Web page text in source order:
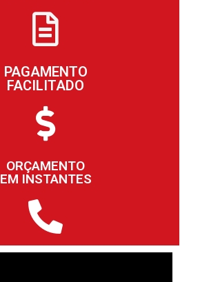
PAGAMENTO
FACILITADO
ORÇAMENTO
EM INSTANTES